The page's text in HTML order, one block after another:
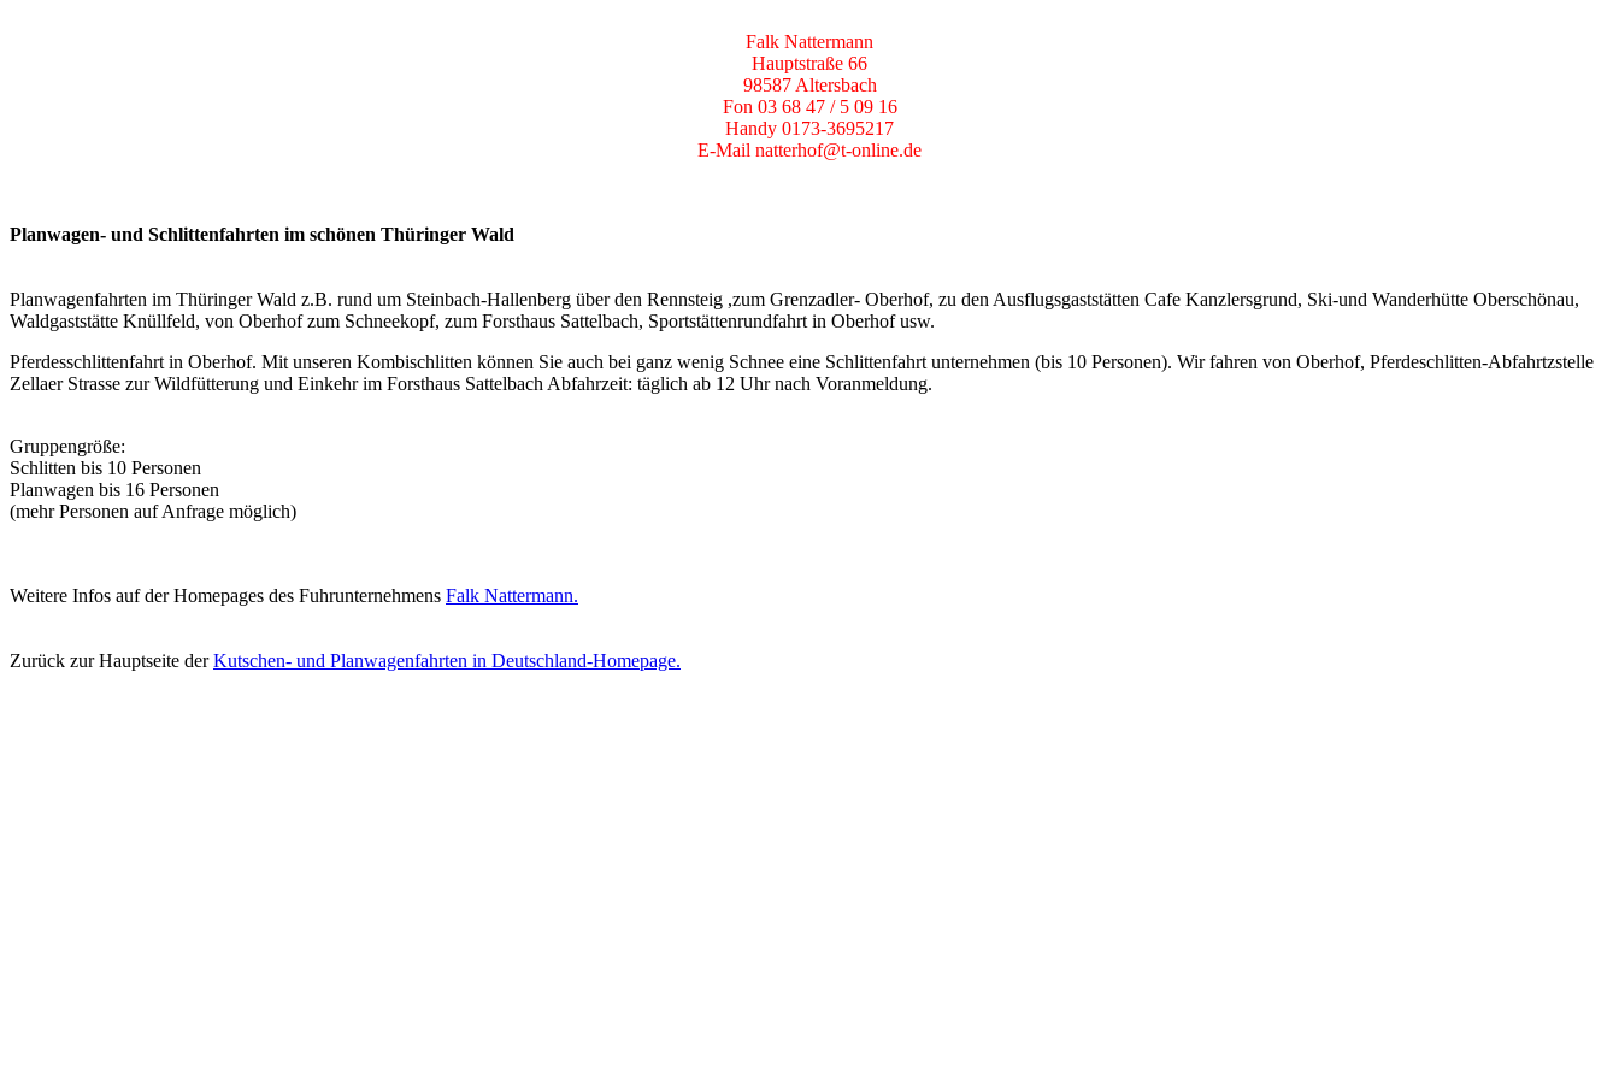
Falk Nattermann
Hauptstraße 66
98587 Altersbach
Fon 03 68 47 / 5 09 16
Handy 0173-3695217
E-Mail natterhof@t-online.de
Planwagen- und Schlittenfahrten im schönen Thüringer Wald
Planwagenfahrten im Thüringer Wald z.B. rund um Steinbach-Hallenberg über den Rennsteig ,zum Grenzadler- Oberhof, zu den Ausflugsgaststätten Cafe Kanzlersgrund, Ski-und Wanderhütte Oberschönau,
Waldgaststätte Knüllfeld, von Oberhof zum Schneekopf, zum Forsthaus Sattelbach, Sportstättenrundfahrt in Oberhof usw.
Pferdesschlittenfahrt in Oberhof. Mit unseren Kombischlitten können Sie auch bei ganz wenig Schnee eine Schlittenfahrt unternehmen (bis 10 Personen). Wir fahren von Oberhof, Pferdeschlitten-Abfahrtzstelle
Zellaer Strasse zur Wildfütterung und Einkehr im Forsthaus Sattelbach Abfahrzeit: täglich ab 12 Uhr nach Voranmeldung.
Gruppengröße:
Schlitten bis 10 Personen
Planwagen bis 16 Personen
(mehr Personen auf Anfrage möglich)
Weitere Infos auf der Homepages des Fuhrunternehmens Falk Nattermann.
Zurück zur Hauptseite derKutschen- und Planwagenfahrten in Deutschland-Homepage.